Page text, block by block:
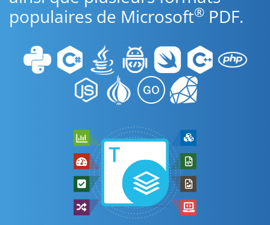
populaires de Microsoft® PDF.